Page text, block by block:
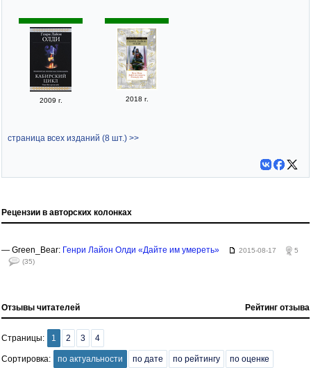
2009 г. 2018 г.
страница всех изданий (8 шт.) >>
Рецензии в авторских колонках
— Green_Bear: Генри Лайон Олди «Дайте им умереть» 2015-08-17
5
(35)
Отзывы читателей Рейтинг отзыва
Страницы: 1 2 3 4
Сортировка: по актуальности по дате по рейтингу по оценке